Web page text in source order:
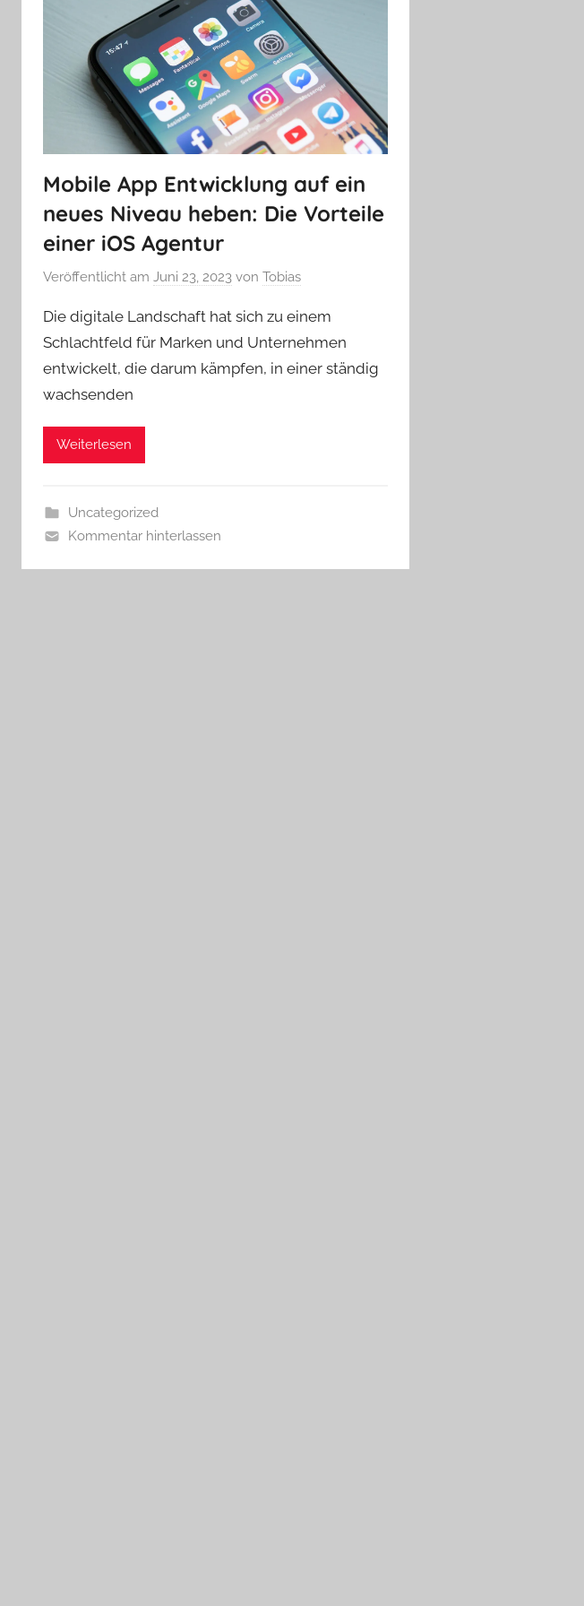
Mobile App Entwicklung auf ein
neues Niveau heben: Die Vorteile
einer iOS Agentur
Veröffentlicht am Juni 23, 2023 von Tobias
Die digitale Landschaft hat sich zu einem
Schlachtfeld für Marken und Unternehmen
entwickelt, die darum kämpfen, in einer ständig
wachsenden
Weiterlesen
Uncategorized
Kommentar hinterlassen